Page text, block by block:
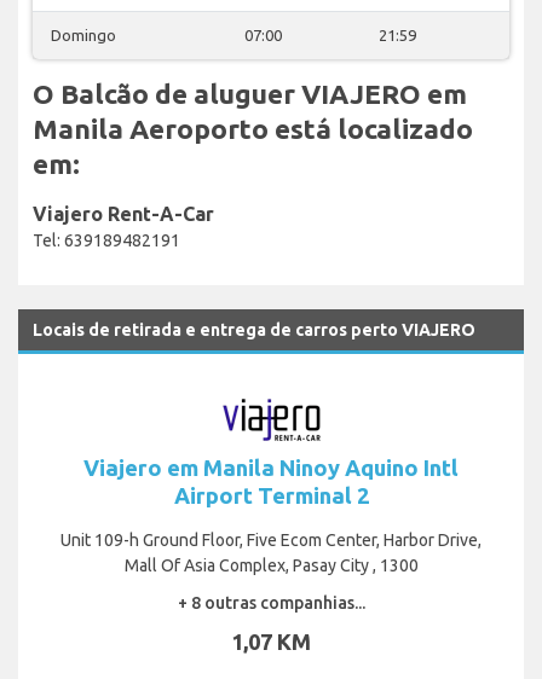
Domingo 07:00 21:59
O Balcão de aluguer VIAJERO em
Manila Aeroporto está localizado
em:
Viajero Rent-A-Car
Tel: 639189482191
Locais de retirada e entrega de carros perto VIAJERO
Viajero em Manila Ninoy Aquino Intl
Airport Terminal 2
Unit 109-h Ground Floor, Five Ecom Center, Harbor Drive,
Mall Of Asia Complex, Pasay City , 1300
+ 8 outras companhias...
1,07 KM